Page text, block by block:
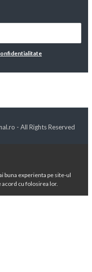
- All Rights Reserved
buna experienta pe site-ul
cu folosirea lor.